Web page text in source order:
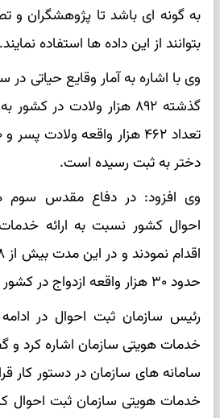
به گونه ای باشد تا پژوهشگران و
بتوانند از این داده ها استفاده نمایند.
گذشته ۸۹۲ هزار ولادت در
دختر به ثبت رسیده است.
وی افزود: در دفاع مقدس سوم
احوال کشور نسبت به ارائه
حدود ۳۰ هزار واقعه ازدواج در کشور ثبت شده است.
رئیس سازمان ثبت احوال در
خدمات هویتی سازمان اشاره کرد و
سامانه های سازمان در دستور کار
خدمات هویتی سازمان ثبت احوال